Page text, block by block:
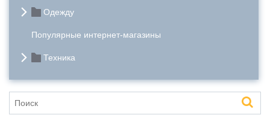
Одежду
Популярные интернет-магазины
Техника